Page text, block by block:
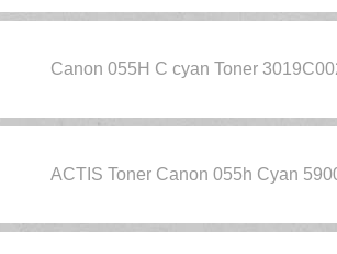
Canon 055H C cyan Toner
ACTIS Toner Canon 055h Cyan